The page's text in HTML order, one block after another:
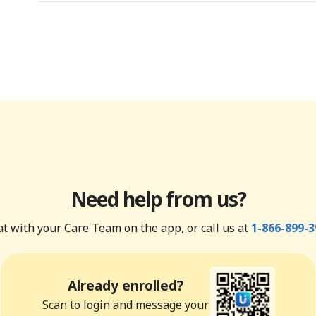
Need help from us?
with your Care Team on the app, or call us at 1-866-899-
Already enrolled?
Scan to login and message your